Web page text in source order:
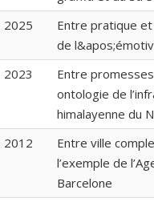
2025
Entre pratique
de
2023
Entre
ontologie de
himalayenne du
2012
Entre ville
l’exemple de
Barcelone